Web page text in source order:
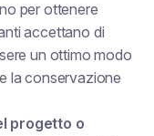
per ottenere
accettano di
un ottimo modo
la conservazione
progetto o